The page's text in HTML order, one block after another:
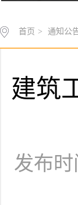
首页 > 通知公
建筑
发布